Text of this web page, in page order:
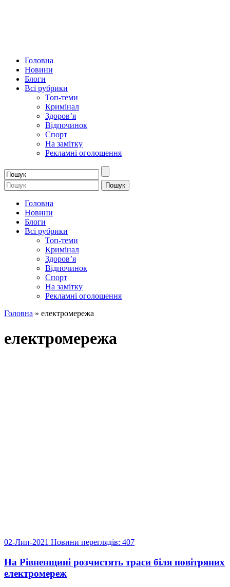
Головна
Новини
Блоги
Всі рубрики
Топ-теми
Кримінал
Здоров’я
Відпочинок
Спорт
На замітку
Рекламні оголошення
Головна
Новини
Блоги
Всі рубрики
Топ-теми
Кримінал
Здоров’я
Відпочинок
Спорт
На замітку
Рекламні оголошення
Головна » електромережа
електромережа
02-Лип-2021 Новини переглядів: 407
На Рівненщині розчистять траси біля повітряних
електромереж